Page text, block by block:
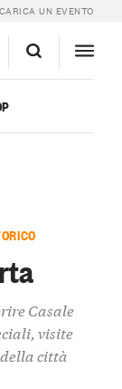
APERTA
CARICA UN EVENTO
Casale
visite
città